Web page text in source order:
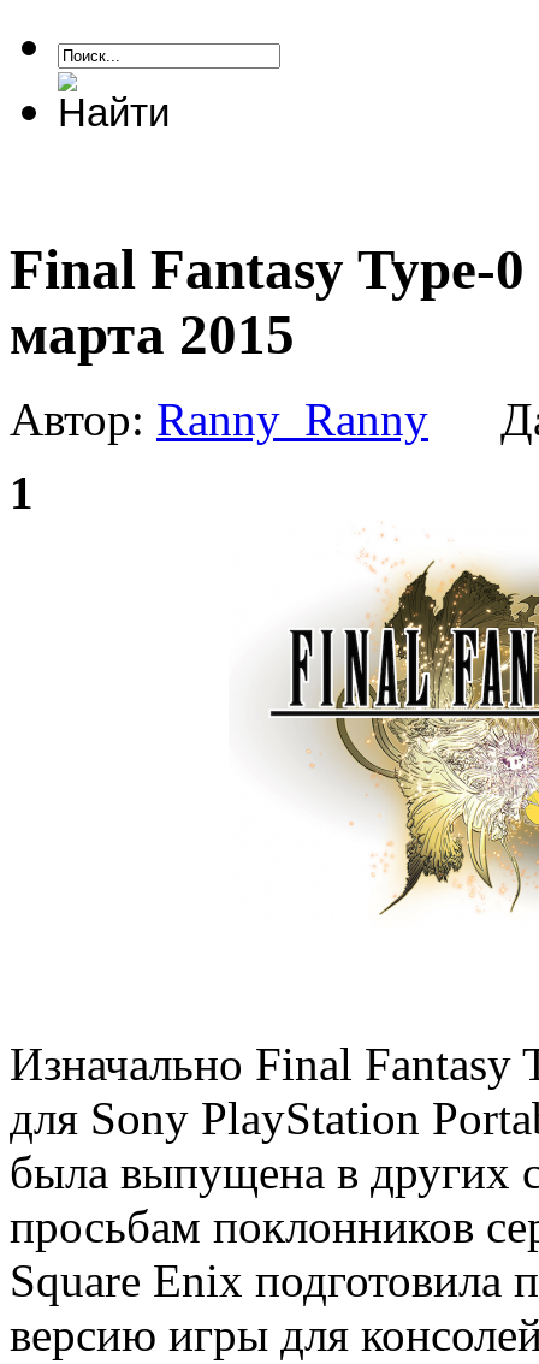
Final Fantasy Type-
марта 2015
Автор: Ranny_Ranny
1
Изначально Final Fantasy
для Sony PlayStation
была выпущена в других
просьбам поклонников
Square Enix подготовила
версию игры для